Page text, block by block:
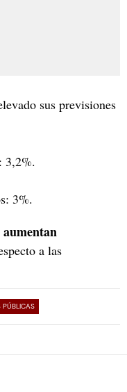
sus previsiones
3,2%.
3%.
aumentan
a las
PÚBLICAS